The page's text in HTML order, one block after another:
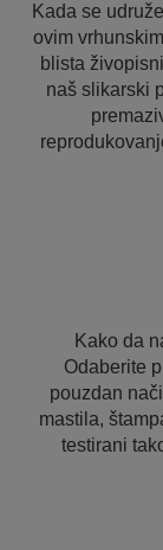
Kada se
ovim
blista
naš slikarski
Kako da
Odaberite
pouzdan
mastila,
testirani